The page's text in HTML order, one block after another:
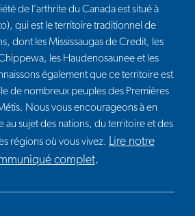
de l’arthrite du Canada est situé à
qui est le territoire traditionnel de
dont les Mississaugas de Credit, les
les Haudenosaunee et les
également que ce territoire est
de nombreux peuples des Premières
Nous vous encourageons à en
au sujet des nations, du territoire et des
régions où vous vivez. Lire notre
complet.